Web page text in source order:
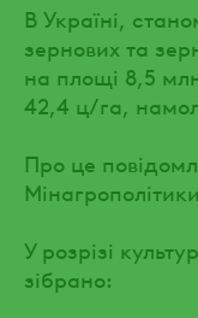
В Україні,
зернових та
на площі 8,5
42,4 ц/га,
Про це
У розрізі
зібрано: